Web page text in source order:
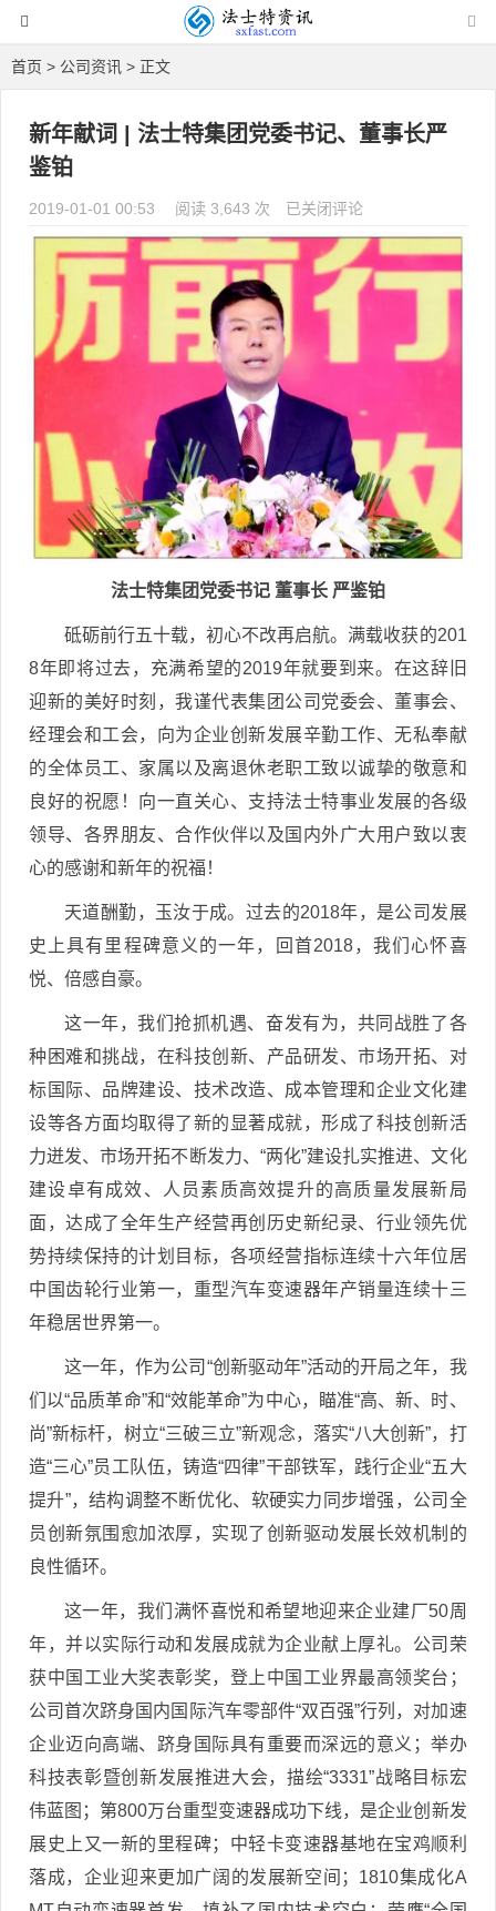
首页 > 公司资讯 > 正文
新年献词 | 法士特集团党委书记、董事长严
鉴铂
2019-01-01 00:53 阅读 3,643 次
新年献词 | 法士特集团党委书
记、董事长严鉴铂
已关闭评论
法士特集团党委书记 董事长 严鉴铂
砥砺前行五十载，初心不改再启航。满载收获的201
8年即将过去，充满希望的2019年就要到来。在这辞旧
迎新的美好时刻，我谨代表集团公司党委会、董事会、
经理会和工会，向为企业创新发展辛勤工作、无私奉献
的全体员工、家属以及离退休老职工致以诚挚的敬意和
良好的祝愿！向一直关心、支持法士特事业发展的各级
领导、各界朋友、合作伙伴以及国内外广大用户致以衷
心的感谢和新年的祝福！
天道酬勤，玉汝于成。过去的2018年，是公司发展
史上具有里程碑意义的一年，回首2018，我们心怀喜
悦、倍感自豪。
这一年，我们抢抓机遇、奋发有为，共同战胜了各
种困难和挑战，在科技创新、产品研发、市场开拓、对
标国际、品牌建设、技术改造、成本管理和企业文化建
设等各方面均取得了新的显著成就，形成了科技创新活
力迸发、市场开拓不断发力、“两化”建设扎实推进、文化
建设卓有成效、人员素质高效提升的高质量发展新局
面，达成了全年生产经营再创历史新纪录、行业领先优
势持续保持的计划目标，各项经营指标连续十六年位居
中国齿轮行业第一，重型汽车变速器年产销量连续十三
年稳居世界第一。
这一年，作为公司“创新驱动年”活动的开局之年，我
们以“品质革命”和“效能革命”为中心，瞄准“高、新、时、
尚”新标杆，树立“三破三立”新观念，落实“八大创新”，打
造“三心”员工队伍，铸造“四律”干部铁军，践行企业“五大
提升”，结构调整不断优化、软硬实力同步增强，公司全
员创新氛围愈加浓厚，实现了创新驱动发展长效机制的
良性循环。
这一年，我们满怀喜悦和希望地迎来企业建厂50周
年，并以实际行动和发展成就为企业献上厚礼。公司荣
获中国工业大奖表彰奖，登上中国工业界最高领奖台；
公司首次跻身国内国际汽车零部件“双百强”行列，对加速
企业迈向高端、跻身国际具有重要而深远的意义；举办
科技表彰暨创新发展推进大会，描绘“3331”战略目标宏
伟蓝图；第800万台重型变速器成功下线，是企业创新发
展史上又一新的里程碑；中轻卡变速器基地在宝鸡顺利
落成，企业迎来更加广阔的发展新空间；1810集成化A